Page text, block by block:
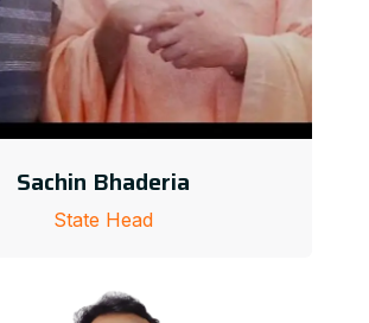
Sachin Bhaderia
State Head